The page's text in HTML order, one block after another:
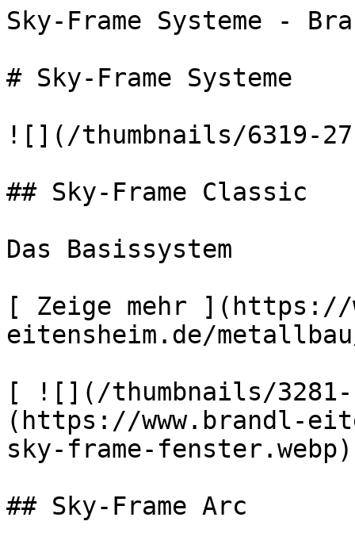
Sky-Frame Systeme
# Sky-Frame Systeme
![](/thumbnails/6319-
## Sky-Frame Classic
Das Basissystem
[ Zeige mehr ](https://
eitensheim.de/
[ ![](/thumbnails/
(https://www.brandl-
sky-frame-
## Sky-Frame Arc